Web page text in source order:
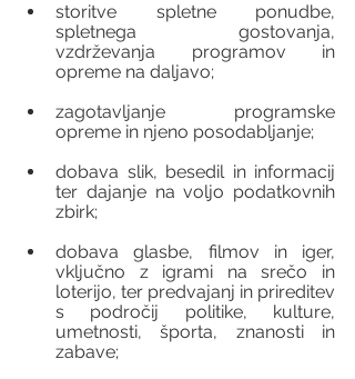
storitve spletne ponudbe,
spletnega gostovanja,
vzdrževanja programov in
opreme na daljavo;
zagotavljanje programske
opreme in njeno posodabljanje;
dobava slik, besedil in informacij
ter dajanje na voljo podatkovnih
zbirk;
dobava glasbe, filmov in iger,
vključno z igrami na srečo in
loterijo, ter predvajanj in prireditev
s področij politike, kulture,
umetnosti, športa, znanosti in
zabave;